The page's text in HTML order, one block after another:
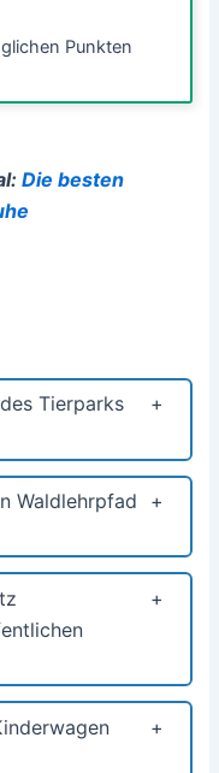
Punkten
Die besten
Tierparks
Waldlehrpfad